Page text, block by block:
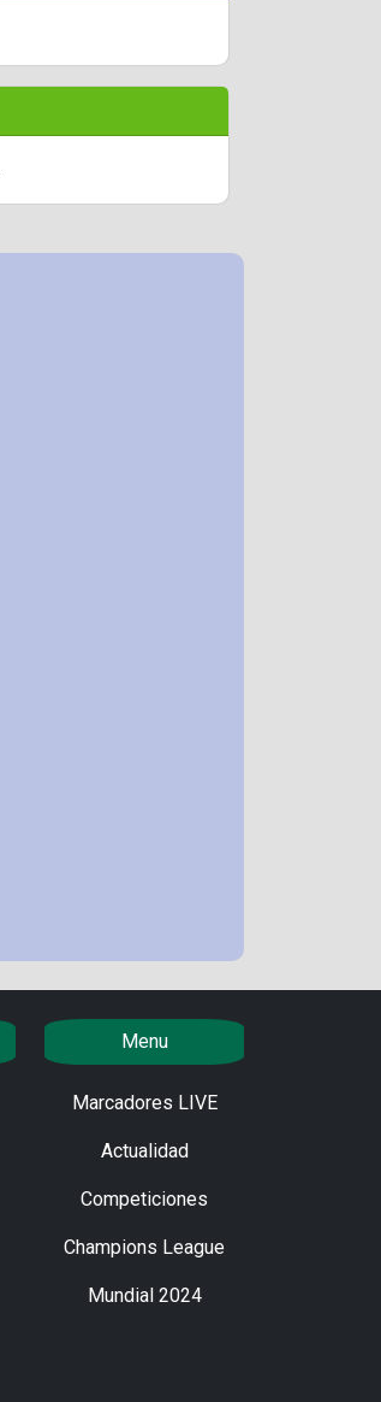
Menu
Marcadores LIVE
Actualidad
Competiciones
Champions League
Mundial 2024